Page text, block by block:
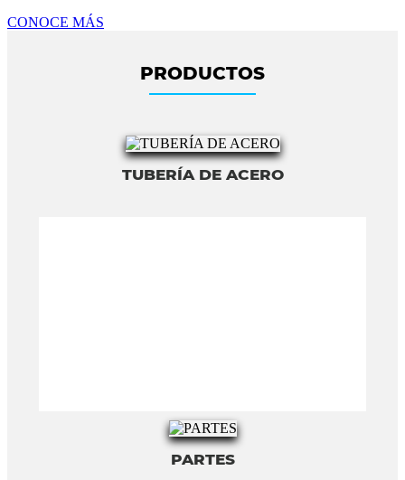
CONOCE MÁS
PRODUCTOS
TUBERÍA DE ACERO
PARTES